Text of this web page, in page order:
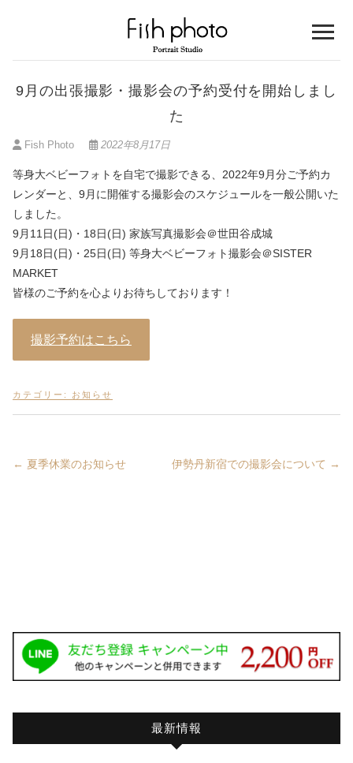
シュフォト
等身大ベビーフォト考案スタジオ
9月の出張撮影・撮影会の予約受付を開始しまし
た
Fish Photo 2022年8月17日
等身大ベビーフォトを自宅で撮影できる、2022年9月分ご予約カ
レンダーと、9月に開催する撮影会のスケジュールを一般公開いた
しました。
9月11日(日)・18日(日) 家族写真撮影会＠世田谷成城
9月18日(日)・25日(日) 等身大ベビーフォト撮影会＠SISTER
MARKET
皆様のご予約を心よりお待ちしております！
撮影予約はこちら
カテゴリー: お知らせ
← 夏季休業のお知らせ 伊勢丹新宿での撮影会について →
最新情報